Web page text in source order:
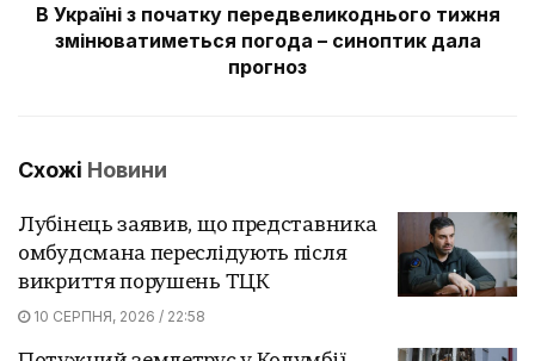
В Україні з початку передвеликоднього тижня
змінюватиметься погода – синоптик дала
прогноз
Схожі Новини
Лубінець заявив, що представника
омбудсмана переслідують після
викриття порушень ТЦК
10 СЕРПНЯ, 2026 / 22:58